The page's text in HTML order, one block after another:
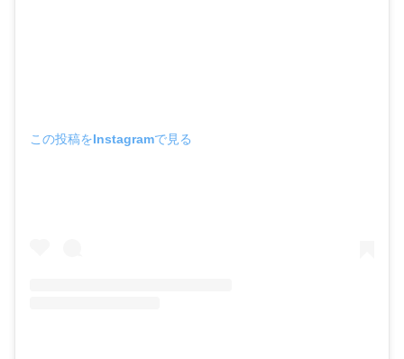
この投稿をInstagramで見る